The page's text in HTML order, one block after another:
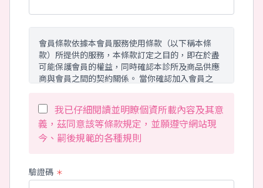
會員條款依據本會員服務使用條款（以下稱本條
款）所提供的服務，本條款訂定之目的，即在於盡
可能保護會員的權益，同時確認本診所及商品供應
商與會員之間的契約關係。 當你確認加入會員之
的內容與約定。 並完全接受本服務現有與未來衍生
之服務項目。 本診所有權於任何時間基於需要修改
或變更本條款內容，本診所將不會個別通知會員，
建議您隨時注意相關修改與變更。 您於任何修改或
我已仔細閱讀並明瞭個資所載內容及其意
義，茲同意該等條款規定，並願遵守網站現
今、嗣後規範的各種規則
驗證碼 ＊